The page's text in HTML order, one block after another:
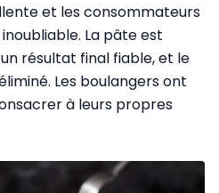
et les consommateurs
La pâte est
résultat final fiable, et le
Les boulangers ont
à leurs propres